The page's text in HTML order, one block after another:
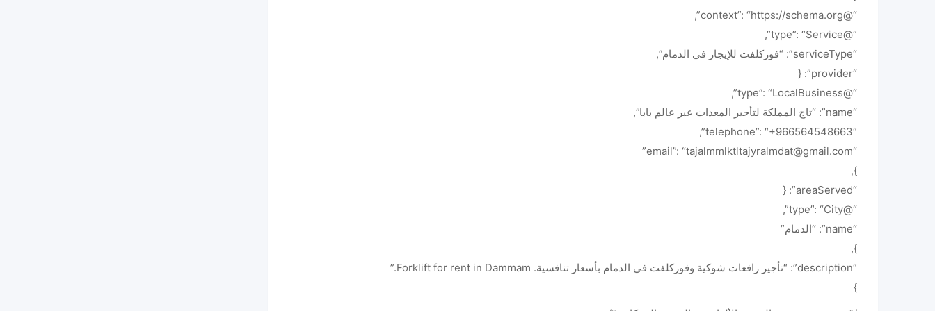
“@context”: “https://schema.org”,
“@type”: “Service”,
“serviceType”: “فوركلفت للإيجار في الدمام”,
“provider”: {
“@type”: “LocalBusiness”,
“name”: “تاج المملكة لتأجير المعدات عبر عالم بابا”,
“telephone”: “+966564548663”,
“email”: “tajalmmlktltajyralmdat@gmail.com”
},
“areaServed”: {
“@type”: “City”,
“name”: “الدمام”
},
“description”: “تأجير رافعات شوكية وفوركلفت في الدمام بأسعار تنافسية. Forklift for rent in Dammam.”
}